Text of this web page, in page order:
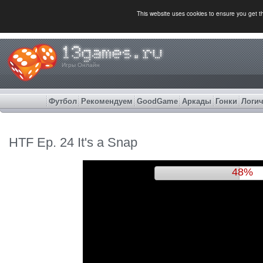
This website uses cookies to ensure you get
Игры Онлайн
Футбол Рекомендуем GoodGame Аркады Гонки
HTF Ep. 24 It's a Snap
52%